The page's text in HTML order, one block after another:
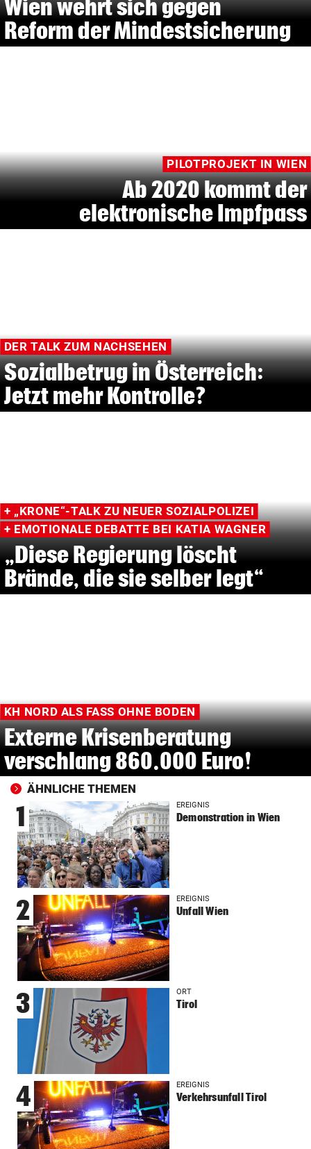
Wien wehrt sich gegen
Reform der Mindestsicherung
PILOTPROJEKT IN WIEN
Ab 2020 kommt der
elektronische Impfpass
DER TALK ZUM NACHSEHEN
Sozialbetrug in Österreich:
Jetzt mehr Kontrolle?
+ „KRONE“-TALK ZU NEUER SOZIALPOLIZEI
+ EMOTIONALE DEBATTE BEI KATIA WAGNER
„Diese Regierung löscht
Brände, die sie selber legt“
KH NORD ALS FASS OHNE BODEN
Externe Krisenberatung
verschlang 860.000 Euro!
ÄHNLICHE THEMEN
1 EREIGNIS
Demonstration in Wien
2 EREIGNIS
Unfall Wien
3 ORT
Tirol
4 EREIGNIS
Verkehrsunfall Tirol